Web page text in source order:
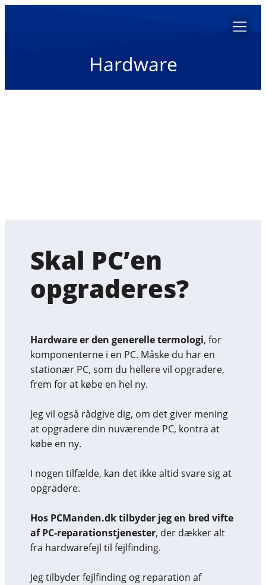
Hardware
Skal PC’en
opgraderes?
Hardware er den generelle termologi, for
komponenterne i en PC. Måske du har en
stationær PC, som du hellere vil opgradere,
frem for at købe en hel ny.
Jeg vil også rådgive dig, om det giver mening
at opgradere din nuværende PC, kontra at
købe en ny.
I nogen tilfælde, kan det ikke altid svare sig at
opgradere.
Hos PCManden.dk tilbyder jeg en bred vifte
af PC-reparationstjenester, der dækker alt
fra hardwarefejl til fejlfinding.
Jeg tilbyder fejlfinding og reparation af